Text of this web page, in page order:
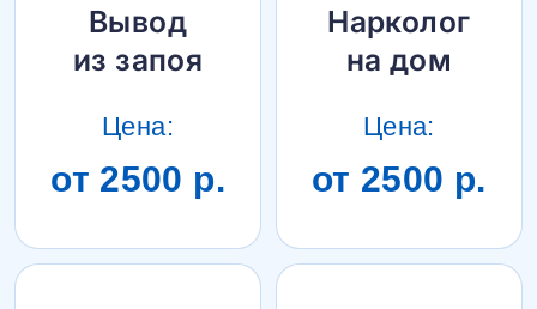
Вывод
из запоя
Цена:
от 2500 р.
Нарколог
на дом
Цена:
от 2500 р.